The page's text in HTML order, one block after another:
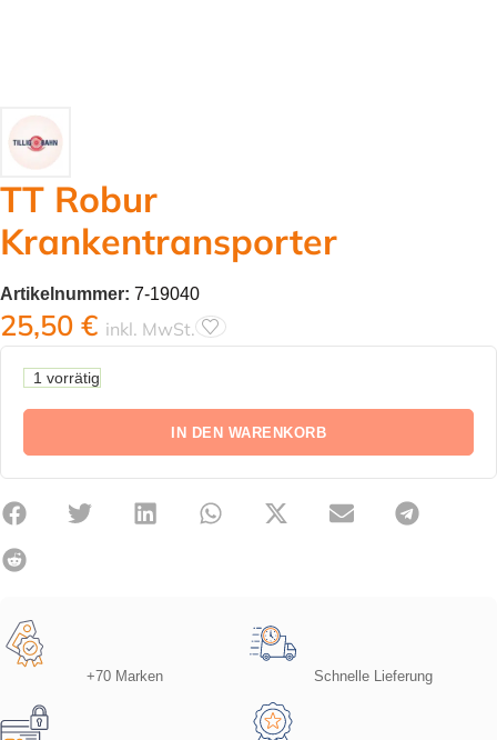
TT Robur
Krankentransporter
Artikelnummer: 7-19040
25,50 € inkl. MwSt.
1 vorrätig
IN DEN WARENKORB
+70 Marken Schnelle Lieferung